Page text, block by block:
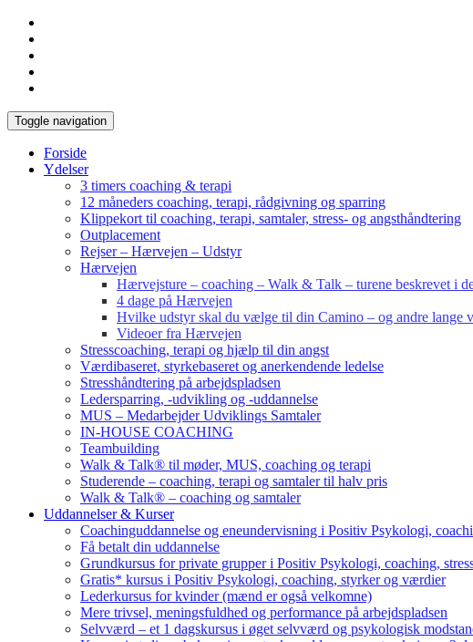
Toggle navigation
Forside
Ydelser
3 timers coaching & terapi
12 måneders coaching, terapi, rådgivning og sparring
Klippekort til coaching, terapi, samtaler, stress- og angsthåndtering
Outplacement
Rejser – Hærvejen – Udstyr
Hærvejen
Hærvejsture – coaching – Walk & Talk – turene beskrevet i
4 dage på Hærvejen
Hvilke udstyr skal du vælge til din Camino – og andre lange
Videoer fra Hærvejen
Stresscoaching, terapi og hjælp til din angst
Værdibaseret, styrkebaseret og anerkendende ledelse
Stresshåndtering på arbejdspladsen
Ledersparring, -udvikling og -uddannelse
MUS – Medarbejder Udviklings Samtaler
IN-HOUSE COACHING
Teambuilding
Walk & Talk® til møder, MUS, coaching og terapi
Studerende – coaching, terapi og samtaler til halv pris
Walk & Talk® – coaching og samtaler
Uddannelser & Kurser
Coachinguddannelse og eneundervisning i Positiv Psykologi,
Få betalt din uddannelse
Grundkursus for private grupper i Positiv Psykologi, coaching,
Gratis* kursus i Positiv Psykologi, coaching, styrker og værdier
Lederkursus for kvinder (mænd er også velkomne)
Mere trivsel, meningsfuldhed og performance på arbejdspladsen
Selvværd – et 1 dagskursus i øget selvværd og psykologisk